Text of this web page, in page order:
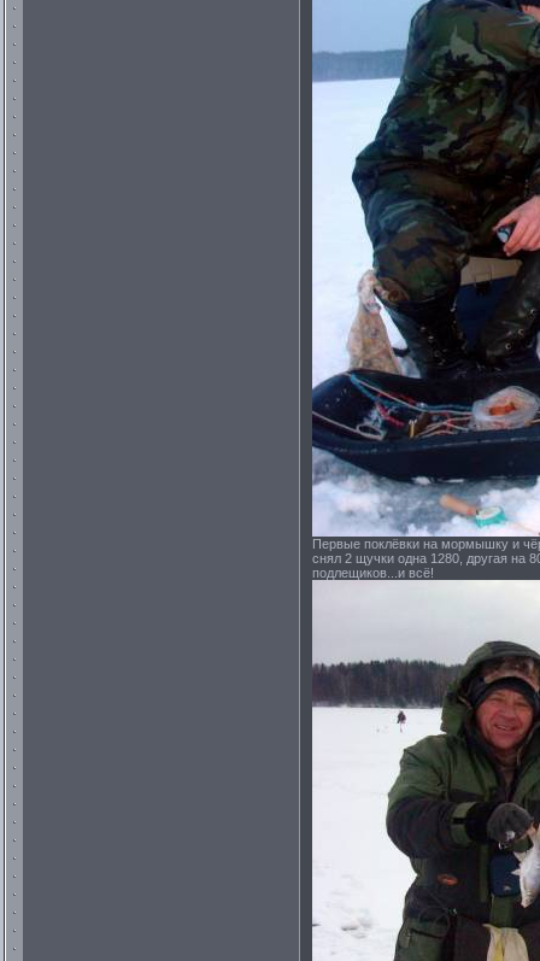
Первые поклёвки на мормышку и
снял 2 щучки одна 1280, другая на
подлещиков...и всё!